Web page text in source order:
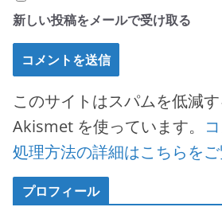
新しい投稿をメールで受け取る
このサイトはスパムを低減
Akismet を使っています。
処理方法の詳細はこちらを
プロフィール